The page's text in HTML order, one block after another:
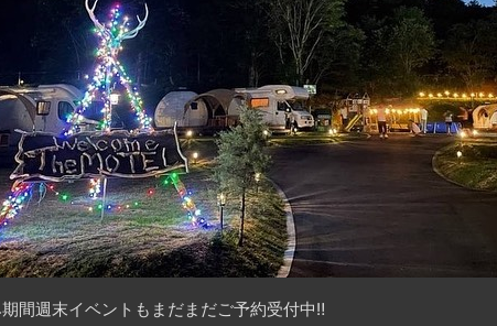
間週末イベントもまだまだご予約受付中‼️